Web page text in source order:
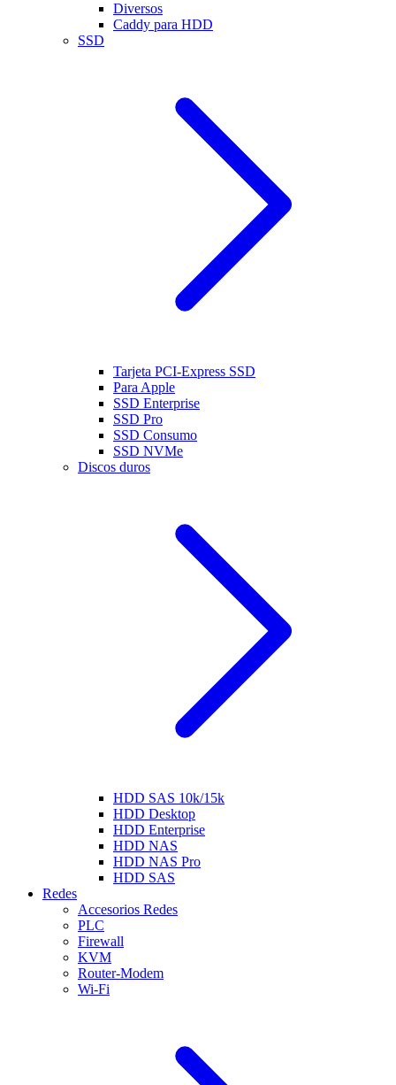
Diversos
Caddy para HDD
SSD
Tarjeta PCI-Express SSD
Para Apple
SSD Enterprise
SSD Pro
SSD Consumo
SSD NVMe
Discos duros
HDD SAS 10k/15k
HDD Desktop
HDD Enterprise
HDD NAS
HDD NAS Pro
HDD SAS
Redes
Accesorios Redes
PLC
Firewall
KVM
Router-Modem
Wi-Fi